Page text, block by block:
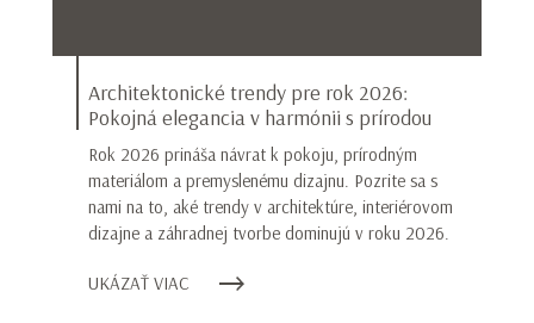
Architektonické trendy pre rok 2026:
Pokojná elegancia v harmónii s prírodou
Rok 2026 prináša návrat k pokoju, prírodným
materiálom a premyslenému dizajnu. Pozrite sa s
nami na to, aké trendy v architektúre, interiérovom
dizajne a záhradnej tvorbe dominujú v roku 2026.
UKÁZAŤ VIAC